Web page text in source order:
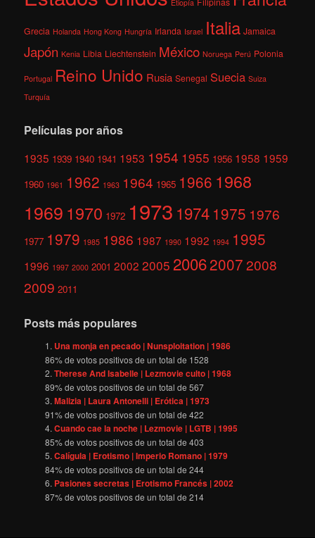
Etiopía
Grecia Holanda Hong Kong Hungría Irlanda Israel Italia Jamaica
Japón Kenia Libia Liechtenstein México Noruega Perú Polonia
Portugal Reino Unido Rusia Senegal Suecia Suiza
Turquía
Películas por años
1935 1939 1940 1941 1953 1954 1955 1956 1958 1959
1960 1961 1962 1963 1964 1965 1966 1968
1969 1970 1972 1973 1974 1975 1976
1977 1979 1985 1986 1987 1990 1992 1994 1995
1996 1997 2000 2001 2002 2005 200620072008
2009 2011
Posts más populares
Una monja en pecado | Nunsploitation | 1986
86% de votos positivos de un total de 1528
Therese And Isabelle | Lezmovie culto | 1968
89% de votos positivos de un total de567
Malizia | Laura Antonelli | Erótica | 1973
91% de votos positivos de un total de422
Cuando cae la noche | Lezmovie | LGTB | 1995
85% de votos positivos de un total de403
Calígula | Erotismo | Imperio Romano | 1979
84% de votos positivos de un total de244
Pasiones secretas | Erotismo Francés | 2002
87% de votos positivos de un total de214